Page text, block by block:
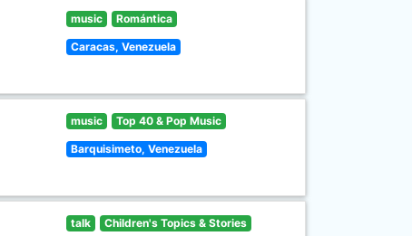
music Romántica
Caracas, Venezuela
music Top 40 & Pop Music
Barquisimeto, Venezuela
talk Children's Topics & Stories